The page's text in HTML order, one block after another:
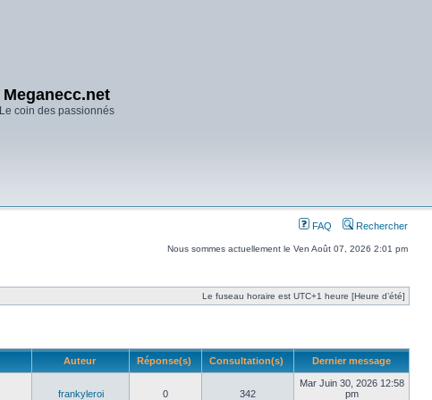
Meganecc.net
Le coin des passionnés
FAQ Rechercher
Nous sommes actuellement le Ven Août 07, 2026 2:01 pm
Le fuseau horaire est UTC+1 heure [Heure d’été]
Auteur Réponse(s) Consultation(s) Dernier message
frankyleroi 0 342
Mar Juin 30, 2026 12:58
pm